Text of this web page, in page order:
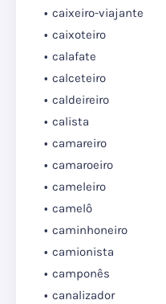
caixeiro-viajante
caixoteiro
calafate
calceteiro
caldeireiro
calista
camareiro
camaroeiro
cameleiro
camelô
caminhoneiro
camionista
camponês
canalizador